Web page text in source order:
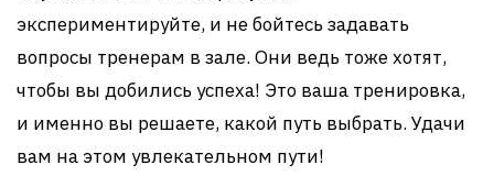
экспериментируйте, и не бойтесь задавать
вопросы тренерам в зале. Они ведь тоже хотят,
чтобы вы добились успеха! Это ваша тренировка,
и именно вы решаете, какой путь выбрать. Удачи
вам на этом увлекательном пути!